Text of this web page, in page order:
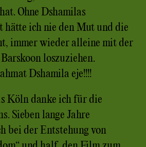
Ohne Dshamilas
ich nie den Mut und die
immer wieder alleine mit der
loszuziehen.
Dshamila eje!!!!
Köln danke ich für die
Sieben lange Jahre
bei der Entstehung von